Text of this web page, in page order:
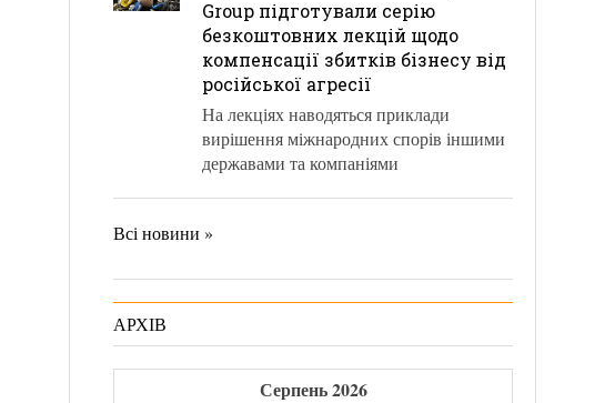
Group підготували серію
безкоштовних лекцій щодо
компенсації збитків бізнесу від
російської агресії
На лекціях наводяться приклади
вирішення міжнародних спорів іншими
державами та компаніями
Всі новини »
АРХІВ
Серпень 2026